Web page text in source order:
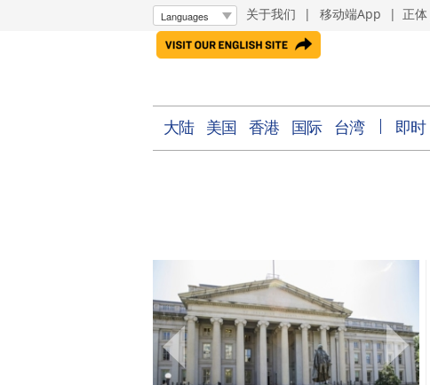
关于我们 | 移动端App | 正体
大陆 美国 香港 国际 台湾 即时